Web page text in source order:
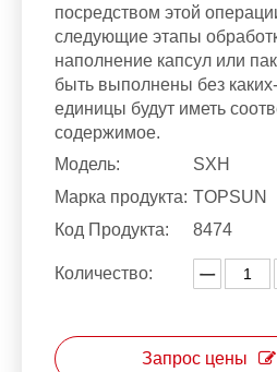
посредством этой
следующие этапы
наполнение капсул или
быть выполнены без
единицы будут иметь
содержимое.
Модель:
SXH
Марка продукта: TOPSUN
Код Продукта:
8474
Количество:
Запрос цены